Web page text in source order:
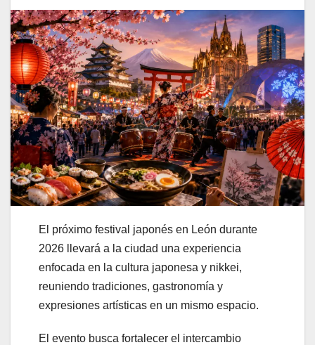
El próximo festival japonés en León durante
2026 llevará a la ciudad una experiencia
enfocada en la cultura japonesa y nikkei,
reuniendo tradiciones, gastronomía y
expresiones artísticas en un mismo espacio.
El evento busca fortalecer el intercambio